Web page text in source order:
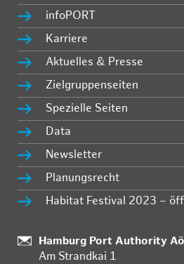
infoPORT
Karriere
Aktuelles & Presse
Zielgruppenseiten
Spezielle Seiten
Data
Newsletter
Planungsrecht
Habitat Festival 2023 –
Standort:
Hamburg Port Authority
Am Strandkai 1